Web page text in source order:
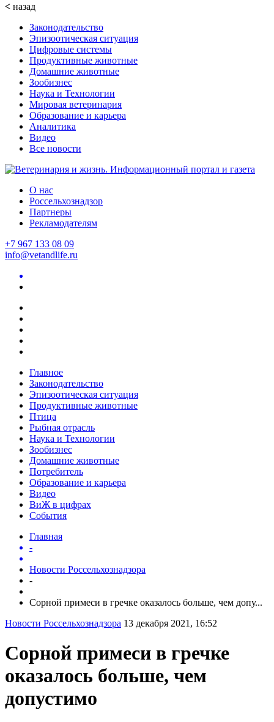
< назад
Законодательство
Эпизоотическая ситуация
Цифровые системы
Продуктивные животные
Домашние животные
Зообизнес
Наука и Технологии
Мировая ветеринария
Образование и карьера
Аналитика
Видео
Все новости
О нас
Россельхознадзор
Партнеры
Рекламодателям
+7 967 133 08 09
info@vetandlife.ru
Главное
Законодательство
Эпизоотическая ситуация
Продуктивные животные
Птица
Рыбная отрасль
Наука и Технологии
Зообизнес
Домашние животные
Потребитель
Образование и карьера
Видео
ВиЖ в цифрах
События
Главная
-
Новости Россельхознадзора
-
Сорной примеси в гречке оказалось больше, чем допу...
Новости Россельхознадзора 13 декабря 2021, 16:52
Сорной примеси в гречке
оказалось больше, чем
допустимо